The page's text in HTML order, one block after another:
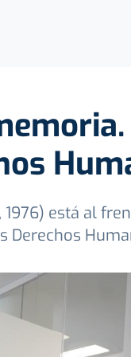
está al
Derechos